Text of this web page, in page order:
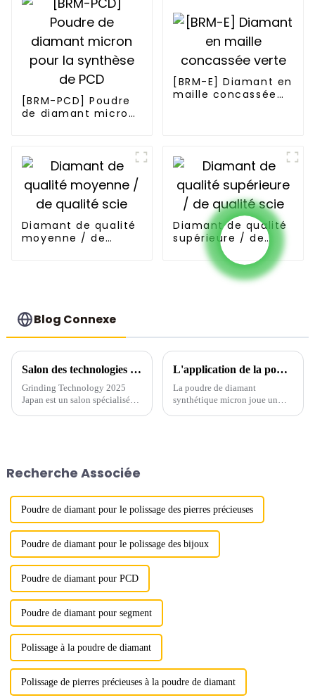
[BRM-PCD] Poudre
de diamant micron
[BRM-E] Diamant en
maille concassée
Diamant de qualité
moyenne / de
Diamant de qualité
supérieure / de
qualité scie
Blog Connexe
Salon des technologies de meulage 2025 Japon
Grinding Technology 2025
Japan est un salon spécialisé
innovations.
L'application de la poudre de diamant synthétique industrielle Boreas
La poudre de diamant
synthétique micron joue un
Recherche Associée
Poudre de diamant pour le polissage des pierres précieuses
Poudre de diamant pour le polissage des bijoux
Poudre de diamant pour PCD
Poudre de diamant pour segment
Polissage à la poudre de diamant
Polissage de pierres précieuses à la poudre de diamant